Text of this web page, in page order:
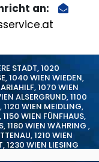
an:
STADT,1020
,1040 WIEN WIEDEN,
,1070 WIEN
ALSERGRUND,1100
,1120 WIEN MEIDLING,
,1150 WIEN FÜNFHAUS,
,1180 WIEN WÄHRING ,
,1210 WIEN
,1230 WIEN LIESING